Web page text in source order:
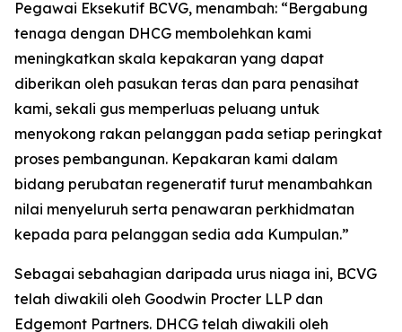
Pegawai Eksekutif BCVG, menambah: “Bergabung
tenaga dengan DHCG membolehkan kami
meningkatkan skala kepakaran yang dapat
diberikan oleh pasukan teras dan para penasihat
kami, sekali gus memperluas peluang untuk
menyokong rakan pelanggan pada setiap peringkat
proses pembangunan. Kepakaran kami dalam
bidang perubatan regeneratif turut menambahkan
nilai menyeluruh serta penawaran perkhidmatan
kepada para pelanggan sedia ada Kumpulan.”
Sebagai sebahagian daripada urus niaga ini, BCVG
telah diwakili oleh Goodwin Procter LLP dan
Edgemont Partners. DHCG telah diwakili oleh